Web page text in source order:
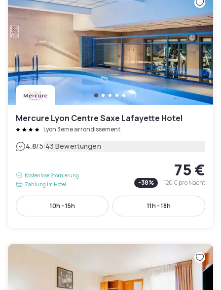
Mercure Lyon Centre Saxe Lafayette Hotel
Lyon 3eme arrondissement
4.8/5|43 Bewertungen
Kostenlose Stornierung
Zahlung im Hotel
75 €
-38% 120 €pro Nacht
10h - 15h 11h - 18h